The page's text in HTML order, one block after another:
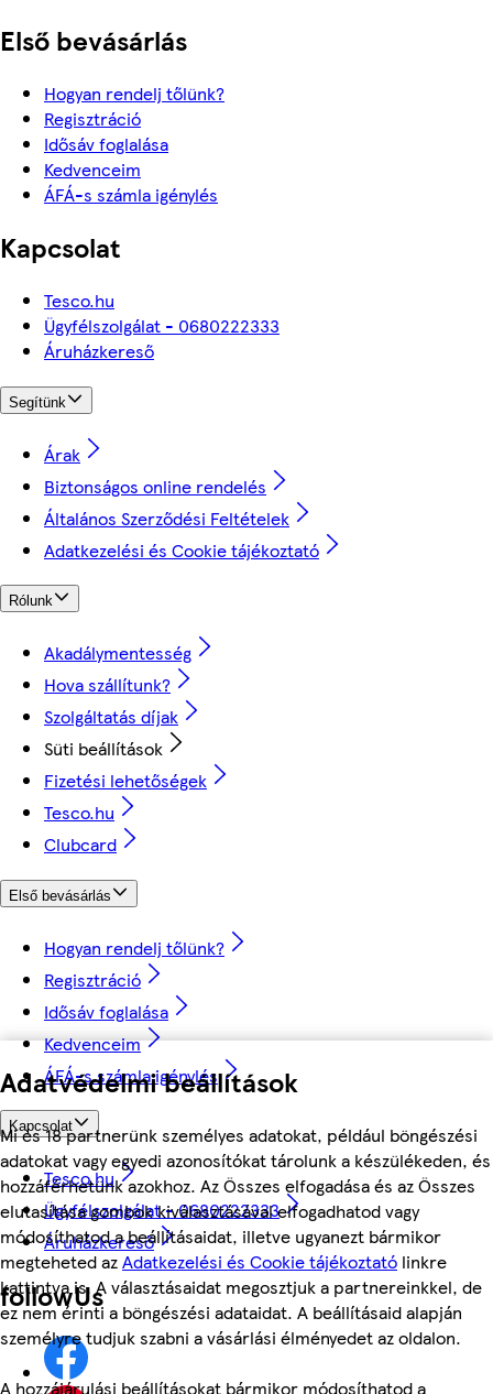
Adatvédelmi beállítások
Mi és 18 partnerünk személyes adatokat, például böngészési
adatokat vagy egyedi azonosítókat tárolunk a készülékeden, és
hozzáférhetünk azokhoz. Az Összes elfogadása és az Összes
elutasítása gombok kiválasztásával elfogadhatod vagy
módosíthatod a beállításaidat, illetve ugyanezt bármikor
megteheted azAdatkezelési és Cookie tájékoztató linkre
kattintva is. A választásaidat megosztjuk a partnereinkkel, de
ez nem érinti a böngészési adataidat. A beállításaid alapján
személyre tudjuk szabni a vásárlási élményedet az oldalon.
A hozzájárulási beállításokat bármikor módosíthatod a
Első bevásárlás
Hogyan rendelj tőlünk?
Regisztráció
Idősáv foglalása
Kedvenceim
ÁFÁ-s számla igénylés
Kapcsolat
Tesco.hu
Ügyfélszolgálat - 0680222333
Áruházkereső
Segítünk
Árak
Biztonságos online rendelés
Általános Szerződési Feltételek
Adatkezelési és Cookie tájékoztató
Rólunk
Akadálymentesség
Hova szállítunk?
Szolgáltatás díjak
Süti beállítások
Fizetési lehetőségek
Tesco.hu
Clubcard
Első bevásárlás
Hogyan rendelj tőlünk?
Regisztráció
Idősáv foglalása
Kedvenceim
ÁFÁ-s számla igénylés
Kapcsolat
Tesco.hu
Ügyfélszolgálat - 0680222333
Áruházkereső
followUs